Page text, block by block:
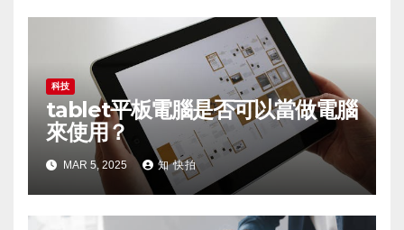
科技
tablet平板電腦是否可以當做電腦
來使用？
MAR 5, 2025 知 快拍